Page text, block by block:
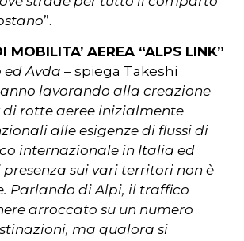
”.
MOBILITA’ AEREA “ALPS LINK”
ed Avda – spiega Takeshi
lavorando alla creazione
rotte aeree inizialmente
alle esigenze di flussi di
internazionale in Italia ed
sui vari territori non è
Parlando di Alpi, il traffico
arroccato su un numero
ma qualora si